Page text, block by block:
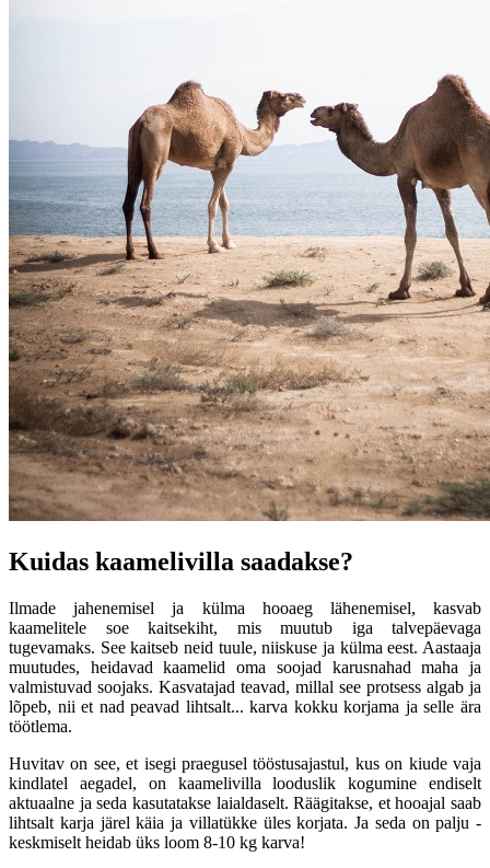
Kuidas kaamelivilla saadakse?
Ilmade jahenemisel ja külma hooaeg lähenemisel, kasvab
kaamelitele soe kaitsekiht, mis muutub iga talvepäevaga
tugevamaks. See kaitseb neid tuule, niiskuse ja külma eest. Aastaaja
muutudes, heidavad kaamelid oma soojad karusnahad maha ja
valmistuvad soojaks. Kasvatajad teavad, millal see protsess algab ja
lõpeb, nii et nad peavad lihtsalt... karva kokku korjama ja selle ära
töötlema.
Huvitav on see, et isegi praegusel tööstusajastul, kus on kiude vaja
kindlatel aegadel, on kaamelivilla looduslik kogumine endiselt
aktuaalne ja seda kasutatakse laialdaselt. Räägitakse, et hooajal saab
lihtsalt karja järel käia ja villatükke üles korjata. Ja seda on palju -
keskmiselt heidab üks loom 8-10 kg karva!